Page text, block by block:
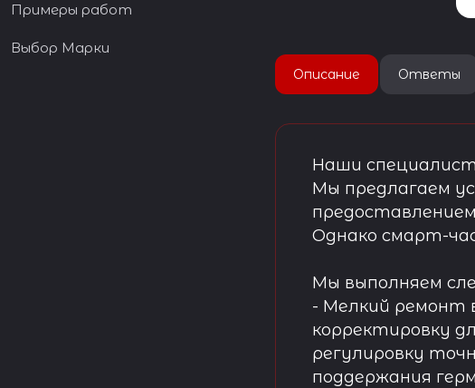
Описание Ответы
Наши
Мы предлагаем
Однако смарт-
Мы выполняем
- Мелкий ремонт
корректировку
регулировку
поддержания
Примеры работ
Выбор Марки